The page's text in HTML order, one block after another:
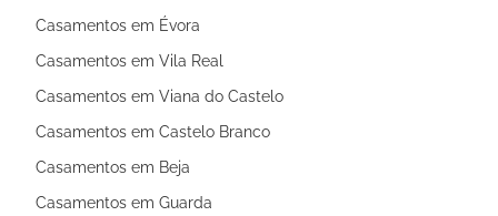
Casamentos em Évora
Casamentos em Vila Real
Casamentos em Viana do Castelo
Casamentos em Castelo Branco
Casamentos em Beja
Casamentos em Guarda